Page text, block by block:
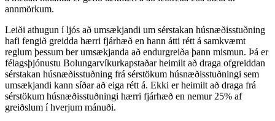
annmörkum.
Leiði athugun í ljós að umsækjandi um sérstakan húsnæðisstuðning
hafi fengið greidda hærri fjárhæð en hann átti rétt á samkvæmt
reglum þessum ber umsækjanda að endurgreiða þann mismun. Þá er
félagsþjónustu Bolungarvíkurkapstaðar heimilt að draga ofgreiddan
sérstakan húsnæðisstuðning frá sérstökum húsnæðisstuðningi sem
umsækjandi kann síðar að eiga rétt á. Ekki er heimilt að draga frá
sérstökum húsnæðisstuðningi hærri fjárhæð en nemur 25% af
greiðslum í hverjum mánuði.